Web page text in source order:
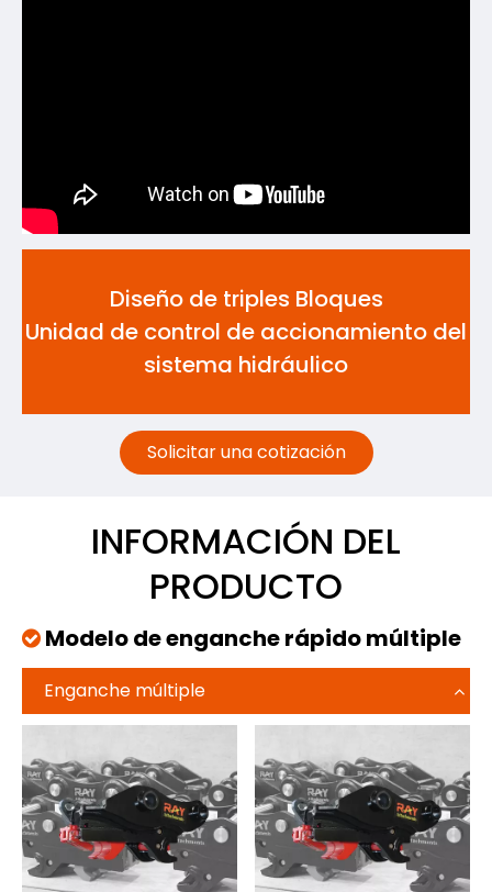
Diseño de triples Bloques
Unidad de control de accionamiento del
sistema hidráulico
Solicitar una cotización
INFORMACIÓN DEL
PRODUCTO
 Modelo de enganche rápido múltiple
Enganche múltiple